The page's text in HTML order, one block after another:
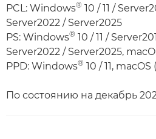
PCL: Windows® 10 / 11 /
Server2022 / Server2025
PS: Windows® 10 / 11 /
Server2022 / Server2025,
PPD: Windows® 10 / 11,
По состоянию на декабрь